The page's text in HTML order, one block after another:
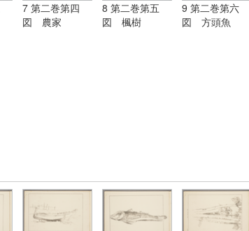
7 第二巻第四
図 農家
8 第二巻第五
図 楓樹
9 第二巻第六
図 方頭魚